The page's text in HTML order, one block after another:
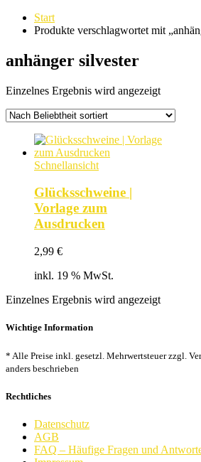
Start
Produkte verschlagwortet mit
anhänger silvester
Einzelnes Ergebnis wird angezeigt
Schnellansicht
Glücksschweine |
Vorlage zum
Ausdrucken
2,99 €
inkl. 19 % MwSt.
Einzelnes Ergebnis wird angezeigt
Wichtige Information
* Alle Preise inkl. gesetzl. Mehrwertsteuer zzgl.
anders beschrieben
Rechtliches
Datenschutz
AGB
FAQ – Häufige Fragen und